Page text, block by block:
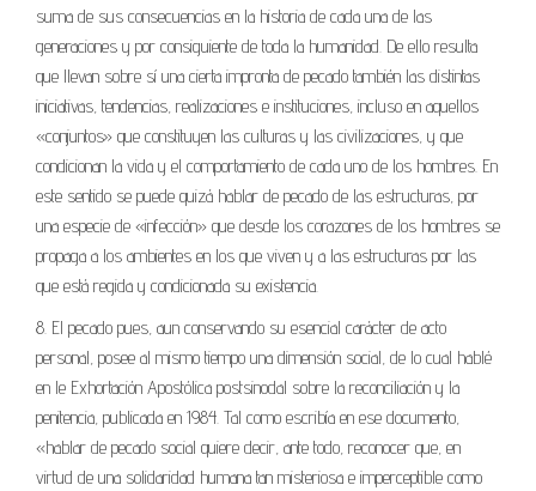
suma de sus consecuencias en la historia de cada una de las
generaciones y por consiguiente de toda la humanidad. De ello resulta
que llevan sobre sí una cierta impronta de pecado también las distintas
iniciativas, tendencias, realizaciones e instituciones, incluso en aquellos
«conjuntos» que constituyen las culturas y las civilizaciones, y que
condicionan la vida y el comportamiento de cada uno de los hombres. En
este sentido se puede quizá hablar de pecado de las estructuras, por
una especie de «infección» que desde los corazones de los hombres se
propaga a los ambientes en los que viven y a las estructuras por las
que está regida y condicionada su existencia.
8. El pecado pues, aun conservando su esencial carácter de acto
personal, posee al mismo tiempo una dimensión social, de lo cual hablé
en le Exhortación Apostólica postsinodal sobre la reconciliación y la
penitencia, publicada en 1984. Tal como escribía en ese documento,
«hablar de pecado social quiere decir, ante todo, reconocer que, en
virtud de una solidaridad humana tan misteriosa e imperceptible como